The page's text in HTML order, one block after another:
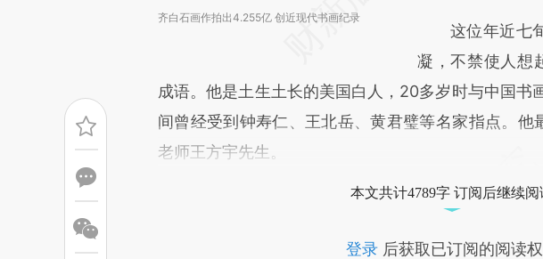
齐白石画作拍出4.255亿 创近现代书画纪录
这位年近七旬
凝，不禁使人想
成语。他是土生土长的美国白人，20多岁时与中国书
间曾经受到钟寿仁、王北岳、黄君璧等名家指点。他
老师王方宇先生。
本文共计4789字 订阅后继续阅
登录后获取已订阅的阅读